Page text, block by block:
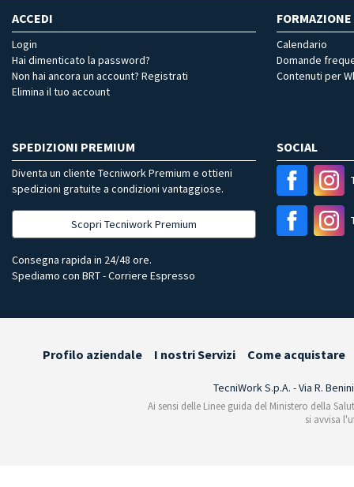
ACCEDI
Login
Hai dimenticato la password?
Non hai ancora un account? Registrati
Elimina il tuo account
FORMAZIONE
Calendario
Domande
Contenuti per
SPEDIZIONI PREMIUM
Diventa un cliente Tecniwork Premium e ottieni
spedizioni gratuite a condizioni vantaggiose.
Scopri Tecniwork Premium
Consegna rapida in 24/48 ore.
Spediamo con BRT - Corriere Espresso
SOCIAL
Profilo aziendale I nostri Servizi Come acquistare
TecniWork S.p.A. - Via R.
Ai sensi delle Linee guida del Ministero della
si avvisa